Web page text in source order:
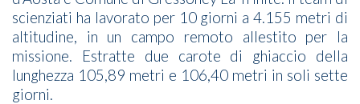
scienziati ha lavorato per 10 giorni a 4.155 metri di
altitudine, in un campo remoto allestito per la
missione. Estratte due carote di ghiaccio della
lunghezza 105,89 metri e 106,40 metri in soli sette
giorni.